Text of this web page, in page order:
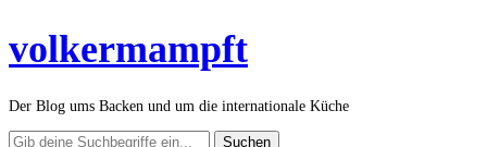
volkermampft
Der Blog ums Backen und um die internationale Küche